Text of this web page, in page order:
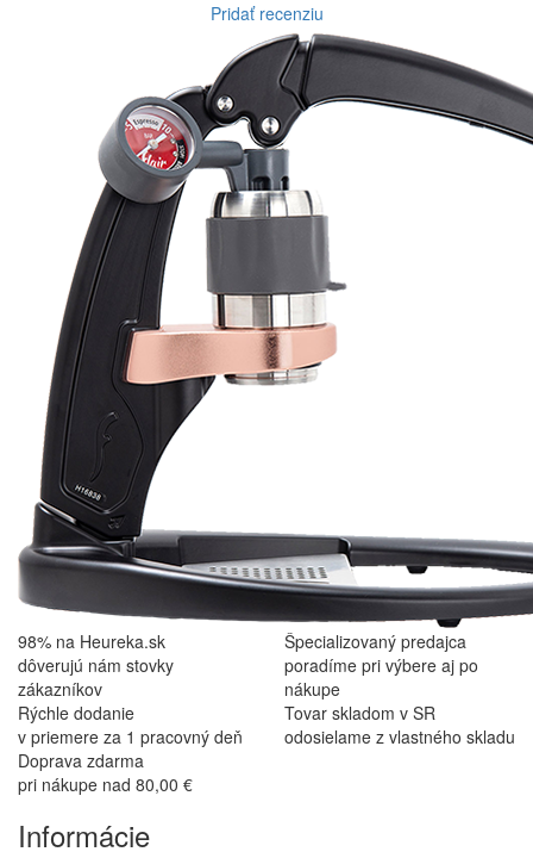
Pridať recenziu
98% na Heureka.sk
dôverujú nám stovky
zákazníkov
Špecializovaný predajca
poradíme pri výbere aj po
nákupe
Rýchle dodanie
v priemere za 1 pracovný deň
Tovar skladom v SR
odosielame z vlastného skladu
Doprava zdarma
pri nákupe nad 80,00 €
Informácie